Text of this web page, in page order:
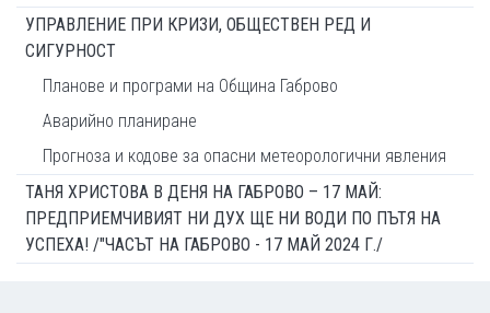
УПРАВЛЕНИЕ ПРИ КРИЗИ, ОБЩЕСТВЕН РЕД И
СИГУРНОСТ
Планове и програми на Община Габрово
Аварийно планиране
Прогноза и кодове за опасни метеорологични явления
ТАНЯ ХРИСТОВА В ДЕНЯ НА ГАБРОВО – 17 МАЙ:
ПРЕДПРИЕМЧИВИЯТ НИ ДУХ ЩЕ НИ ВОДИ ПО ПЪТЯ НА
УСПЕХА! /"ЧАСЪТ НА ГАБРОВО - 17 МАЙ 2024 Г./